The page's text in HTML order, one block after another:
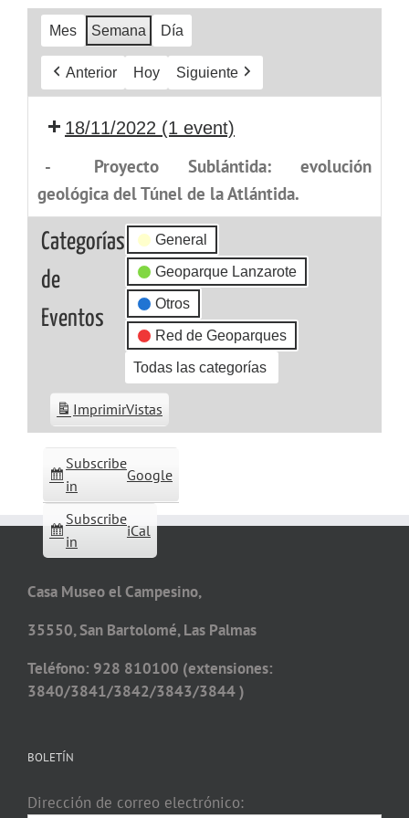
Mes Semana Día
Anterior Hoy Siguiente
18/11/2022 (1 event)
-
Proyecto Sublántida: evolución
geológica del Túnel de la Atlántida.
Categorías
de
Eventos
General
Geoparque Lanzarote
Otros
Red de Geoparques
Todas las categorías
Subscribe
in
Google
Subscribe
in
iCal
ImprimirVistas
Casa Museo el Campesino,
35550, San Bartolomé, Las Palmas
Teléfono: 928 810100 (extensiones:
3840/3841/3842/3843/3844 )
BOLETÍN
Dirección de correo electrónico: